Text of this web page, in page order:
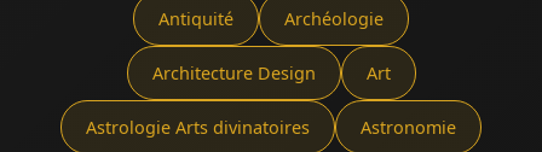
Antiquité Archéologie
Architecture Design Art
Astrologie Arts divinatoires Astronomie